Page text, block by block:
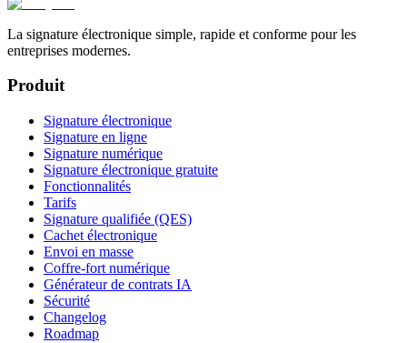
La signature électronique simple, rapide et conforme pour les
entreprises modernes.
Produit
Signature électronique
Signature en ligne
Signature numérique
Signature électronique gratuite
Fonctionnalités
Tarifs
Signature qualifiée (QES)
Cachet électronique
Envoi en masse
Coffre-fort numérique
Générateur de contrats IA
Sécurité
Changelog
Roadmap